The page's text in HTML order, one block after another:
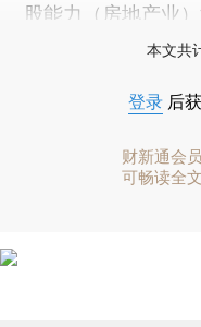
股能力（房地产业）
本文共
登录 后
财新通会员
可畅读全文